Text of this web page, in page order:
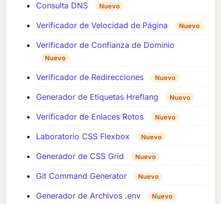
Consulta DNS Nuevo
Verificador de Velocidad de Página Nuevo
Verificador de Confianza de Dominio
Nuevo
Verificador de Redirecciones Nuevo
Generador de Etiquetas Hreflang Nuevo
Verificador de Enlaces Rotos Nuevo
Laboratorio CSS Flexbox Nuevo
Generador de CSS Grid Nuevo
Git Command Generator Nuevo
Generador de Archivos .env Nuevo